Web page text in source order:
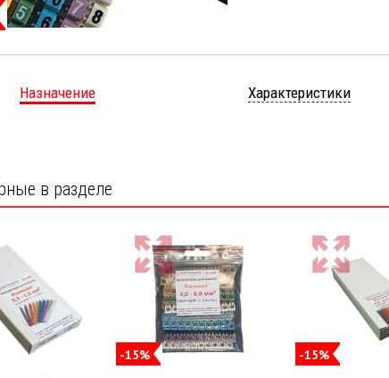
Назначение Характеристики
в разделе
-15% -15%